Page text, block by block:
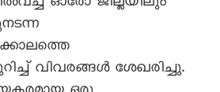
വിവരങ്ങൾ ശേഖരിച്ചു.